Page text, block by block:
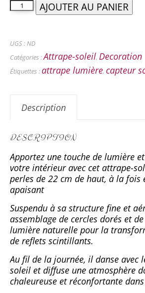
AJOUTER AU PANIER
UGS :ND
Catégories :Attrape-soleil, Decoration
Étiquettes : attrape lumière, capteur
Description
DESCRIPTION
Apportez une touche de lumière
votre intérieur avec cet attrape-
perles de 22 cm de haut, à la fois
apaisant
Suspendu à sa structure fine et
assemblage de cercles dorés et
lumière naturelle pour la
de reflets scintillants.
Au fil de la journée, il danse avec
soleil et diffuse une atmosphère
chaleureuse et réconfortante